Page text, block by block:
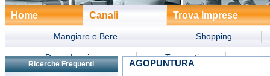
Home Canali Trova Imprese
Mangiare e Bere Shopping
Dove dormire Trasporti
Ricerche Frequenti AGOPUNTURA